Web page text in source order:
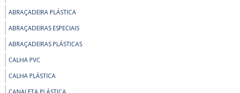
ABRAÇADEIRA PLÁSTICA
ABRAÇADEIRAS ESPECIAIS
ABRAÇADEIRAS PLÁSTICAS
CALHA PVC
CALHA PLÁSTICA